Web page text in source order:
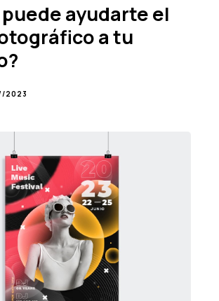
ayudarte el
a tu
2023